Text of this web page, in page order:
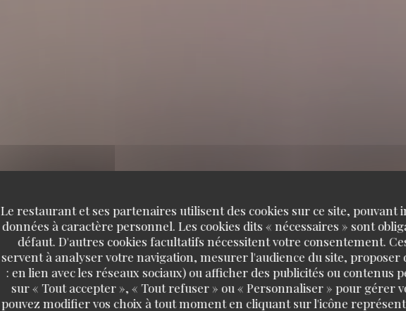
Le restaurant et ses partenaires utilisent des cookies sur ce site, pouvant
données à caractère personnel. Les cookies dits « nécessaires » sont
défaut. D'autres cookies facultatifs nécessitent votre consentement.
servent à analyser votre navigation, mesurer l'audience du site, proposer
: en lien avec les réseaux sociaux) ou afficher des publicités ou contenus
sur « Tout accepter », « Tout refuser » ou « Personnaliser » pour gérer
pouvez modifier vos choix à tout moment en cliquant sur l'icône